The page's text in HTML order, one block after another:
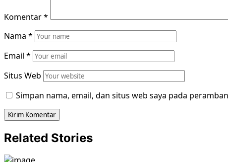
Komentar*
Nama *
Email *
Situs Web
Simpan nama, email, dan situs web saya pada
Related Stories